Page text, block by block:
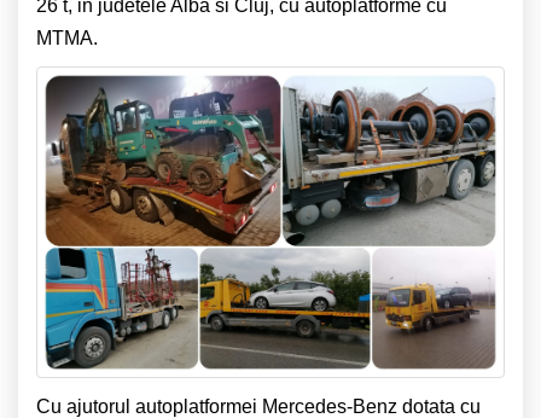
26 t, in judetele Alba si Cluj, cu autoplatforme cu
MTMA.
Cu ajutorul autoplatformei Mercedes-Benz dotata cu